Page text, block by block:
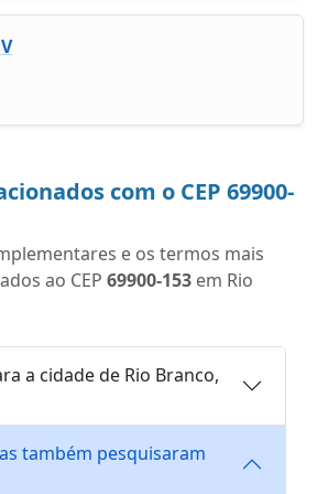
com o CEP 69900-
e os termos mais
ao CEP 69900-153 em Rio
a cidade de Rio Branco,
também pesquisaram